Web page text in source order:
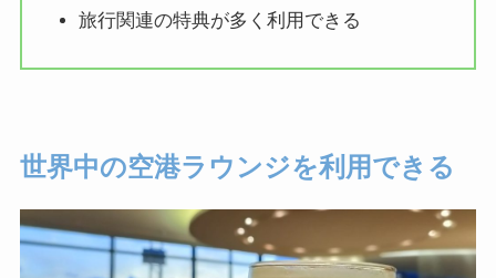
旅行関連の特典が多く利用できる
世界中の空港ラウンジを利用できる